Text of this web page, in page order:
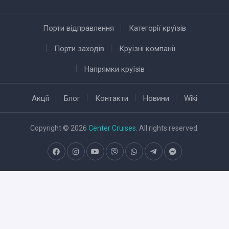
Порти відправлення Категорії круїзів
Порти заходів Круїзні компанії
Напрямки круїзів
Акції Блог Контакти Новини Wiki
Copyright © 2026 Center Cruises . All rights reserved.